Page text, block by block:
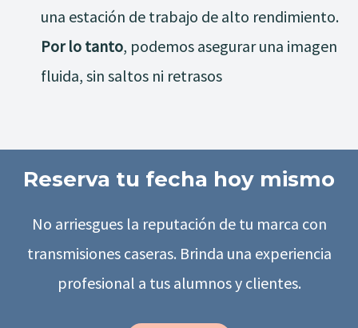
una estación de trabajo de alto rendimiento.
Por lo tanto, podemos asegurar una imagen
fluida, sin saltos ni retrasos
Reserva tu fecha hoy mismo
No arriesgues la reputación de tu marca con
transmisiones caseras. Brinda una experiencia
profesional a tus alumnos y clientes.